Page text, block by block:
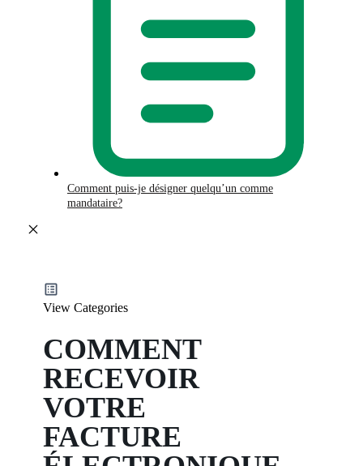
Comment puis-je désigner quelqu’un comme
mandataire?
View Categories
COMMENT
RECEVOIR
VOTRE
FACTURE